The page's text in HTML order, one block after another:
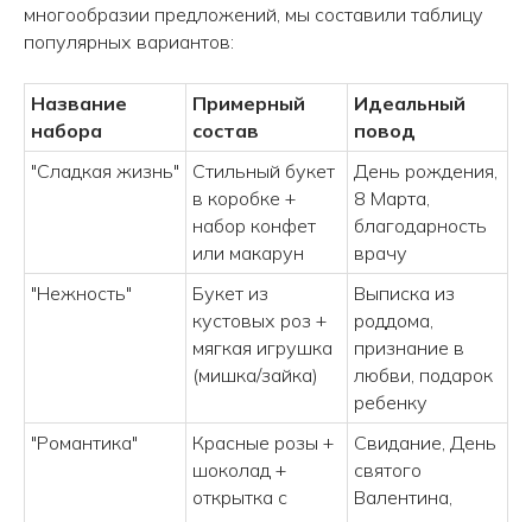
многообразии предложений, мы составили таблицу
популярных вариантов:
Название
набора
Примерный
состав
Идеальный
повод
"Сладкая жизнь"
Стильный букет
в коробке +
набор конфет
или макарун
День рождения,
8 Марта,
благодарность
врачу
"Нежность"
Букет из
кустовых роз +
мягкая игрушка
(мишка/зайка)
Выписка из
роддома,
признание в
любви, подарок
ребенку
"Романтика"
Красные розы +
шоколад +
открытка с
Свидание, День
святого
Валентина,